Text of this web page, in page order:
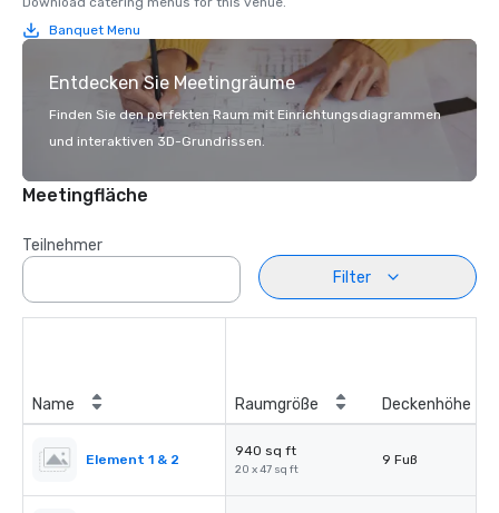
Banquet Menu
Entdecken Sie Meetingräume
Finden Sie den perfekten Raum mit Einrichtungsdiagrammen
und interaktiven 3D-Grundrissen.
Meetingfläche
Teilnehmer
Filter
Name Raumgröße Deckenhöhe
Element 1 & 2
940 sq ft
20 x 47 sq ft
9 Fuß